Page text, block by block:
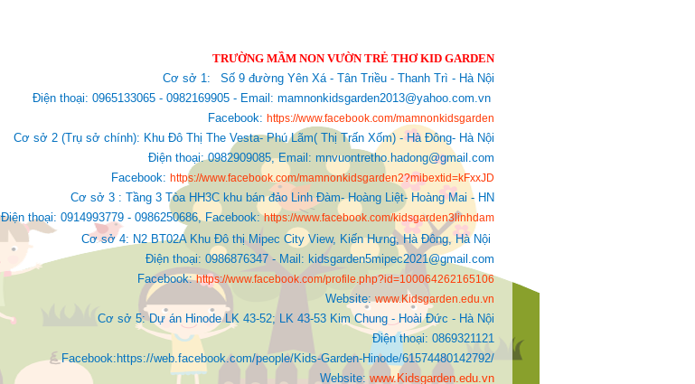
TRƯỜNG MẦM NON VƯỜN TRẺ THƠ KID GARDEN
Cơ sở 1:
Số 9 đường Yên Xá - Tân Triều - Thanh Trì - Hà Nội
Điện thoại: 0965133065 - 0982169905 - Email: mamnonkidsgarden2013@yahoo.com.vn
Facebook: https://www.facebook.com/mamnonkidsgarden
Cơ sở 2 (Trụ sở chính): Khu Đô Thị The Vesta- Phú Lãm( Thị Trấn Xốm) - Hà Đông- Hà Nội
Điện thoại: 0982909085,Email: mnvuontretho.hadong@gmail.com
Facebook: https://www.facebook.com/mamnonkidsgarden2?mibextid=kFxxJD
Cơ sở 3 : Tầng 3 Tòa HH3C khu bán đảo Linh Đàm- Hoàng Liệt- Hoàng Mai - HN
Điện thoại: 0914993779 - 0986250686, Facebook:https://www.facebook.com/kidsgarden3linhdam
Cơ sở 4: N2 BT02A Khu Đô thị Mipec City View, Kiến Hưng, Hà Đông, Hà Nội
Điện thoại: 0986876347 - Mail: kidsgarden5mipec2021@gmail.com
Facebook:https://www.facebook.com/profile.php?id=100064262165106
Website:www.Kidsgarden.edu.vn
Cơ sở 5: Dự án Hinode LK 43-52; LK 43-53 Kim Chung - Hoài Đức - Hà Nội
Điện thoại: 0869321121
Facebook:https://web.facebook.com/people/Kids-Garden-Hinode/61574480142792/
Website: www.Kidsgarden.edu.vn